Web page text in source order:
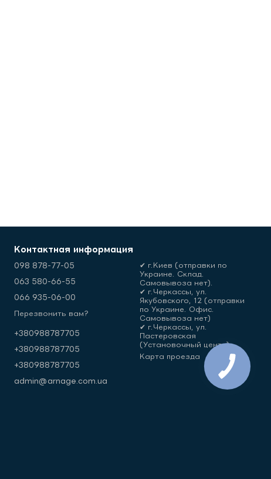
Контактная информация
098 878-77-05
063 580-66-55
066 935-06-00
Перезвонить вам?
+380988787705
+380988787705
+380988787705
admin@arnage.com.ua
✔ г.Киев (отправки по
Украине. Склад.
Самовывоза нет).
✔ г.Черкассы, ул.
Якубовского, 12 (отправки
по Украине. Офис.
Самовывоза нет)
✔ г.Черкассы, ул.
Пастеровская
(Установочный центр)
Карта проезда